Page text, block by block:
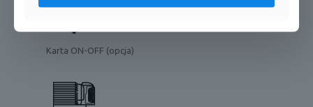
Karta ON-OFF (opcja)